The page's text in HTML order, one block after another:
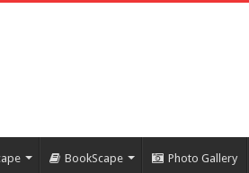
BookScape Photo Gallery